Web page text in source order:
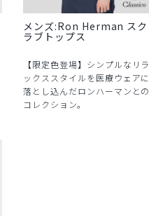
メンズ:Ron Herman スク
ラブトップス
【限定色登場】シンプルなリラ
ックススタイルを医療ウェアに
落とし込んだロンハーマンとの
コレクション。